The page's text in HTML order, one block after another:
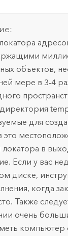
объектов,
мере в 3-4
для
это
в
Если у вас
диске,
когда
Также
очень
компьютер